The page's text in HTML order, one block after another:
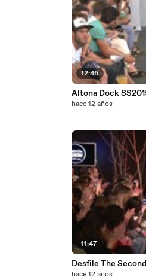
12:46
Altona Dock
hace 12 años
11:47
Desfile The
hace 12 años